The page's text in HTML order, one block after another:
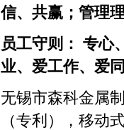
信、共赢；管理
员工守则： 专心
业、爱工作、爱
无锡市森科金属
（专利），移动